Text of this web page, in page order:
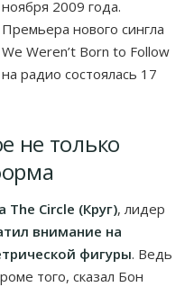
ноября 2009 года.
Премьера нового сингла
We Weren’t Born to Follow
на радио состоялась 17
не только
Circle (Круг), лидер
внимание на
фигуры. Ведь
того, сказал Бон